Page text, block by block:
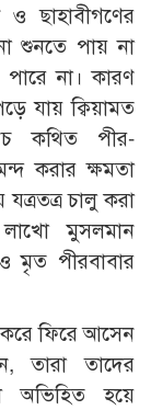
ছাহাবীগণের
শুনতে পায় না
না। কারণ
যায় ক্বিয়ামত
কথিত পীর-
করার ক্ষমতা
চালু করা
মুসলমান
মৃত পীরবাবার
ফিরে আসেন
তারা তাদের
অভিহিত হয়ে